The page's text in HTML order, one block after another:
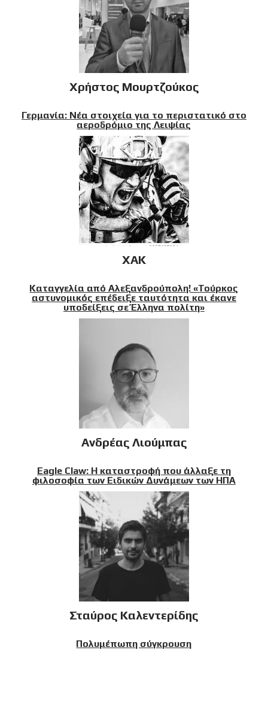
Χρήστος Μουρτζούκος
Γερμανία: Νέα στοιχεία για το περιστατικό στο
αεροδρόμιο της Λειψίας
XAK
Καταγγελία από Αλεξανδρούπολη! «Τούρκος
αστυνομικός επέδειξε ταυτότητα και έκανε
υποδείξεις σε Έλληνα πολίτη»
Ανδρέας Λιούμπας
Eagle Claw: Η καταστροφή που άλλαξε τη
φιλοσοφία των Ειδικών Δυνάμεων των ΗΠΑ
Σταύρος Καλεντερίδης
Πολυμέπωπη σύγκρουση